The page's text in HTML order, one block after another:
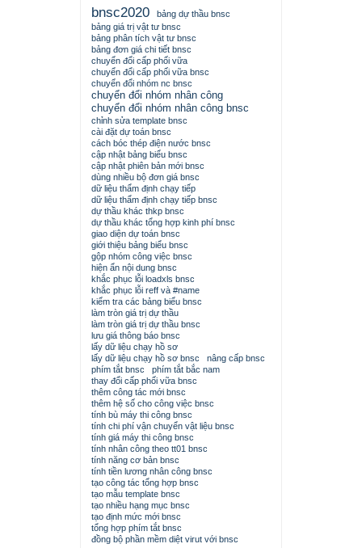
bnsc2020
bảng dự thầu bnsc
bảng giá trị vật tư bnsc
bảng phân tích vật tư bnsc
bảng đơn giá chi tiết bnsc
chuyển đổi cấp phối vữa
chuyển đổi cấp phối vữa bnsc
chuyển đổi nhóm nc bnsc
chuyển đổi nhóm nhân công
chuyển đổi nhóm nhân công bnsc
chỉnh sửa template bnsc
cài đặt dự toán bnsc
cách bóc thép điện nước bnsc
cập nhật bảng biểu bnsc
cập nhật phiên bản mới bnsc
dùng nhiều bộ đơn giá bnsc
dữ liệu thẩm định chạy tiếp
dữ liệu thẩm định chạy tiếp bnsc
dự thầu khác thkp bnsc
dự thầu khác tổng hợp kinh phí bnsc
giao diện dự toán bnsc
giới thiệu bảng biểu bnsc
gộp nhóm công việc bnsc
hiện ẩn nội dung bnsc
khắc phục lỗi loadxls bnsc
khắc phục lỗi reff và #name
kiểm tra các bảng biểu bnsc
làm tròn giá trị dự thầu
làm tròn giá trị dự thầu bnsc
lưu giá thông báo bnsc
lấy dữ liệu chạy hồ sơ
lấy dữ liệu chạy hồ sơ bnsc
nâng cấp bnsc
phím tắt bnsc
phím tắt bắc nam
thay đổi cấp phối vữa bnsc
thêm công tác mới bnsc
thêm hệ số cho công việc bnsc
tính bù máy thi công bnsc
tính chi phí vận chuyển vật liệu bnsc
tính giá máy thi công bnsc
tính nhân công theo tt01 bnsc
tính năng cơ bản bnsc
tính tiền lương nhân công bnsc
tạo công tác tổng hợp bnsc
tạo mẫu template bnsc
tạo nhiều hạng mục bnsc
tạo định mức mới bnsc
tổng hợp phím tắt bnsc
đồng bộ phần mềm diệt virut với bnsc